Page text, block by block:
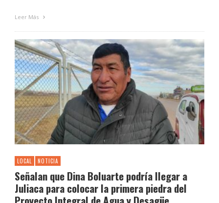
Leer Más
LOCAL NOTICIA
Señalan que Dina Boluarte podría llegar a
Juliaca para colocar la primera piedra del